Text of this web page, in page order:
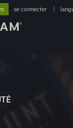
se connecter